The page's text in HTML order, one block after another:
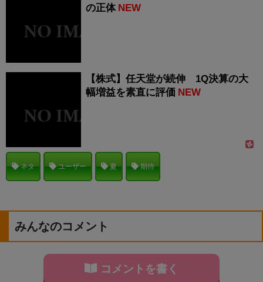
の正体 NEW
【株式】任天堂が続伸 1Q決算の大
幅増益を素直に評価 NEW
ネタ ユーザー 夏 期待
みんなのコメント
コメントを書く